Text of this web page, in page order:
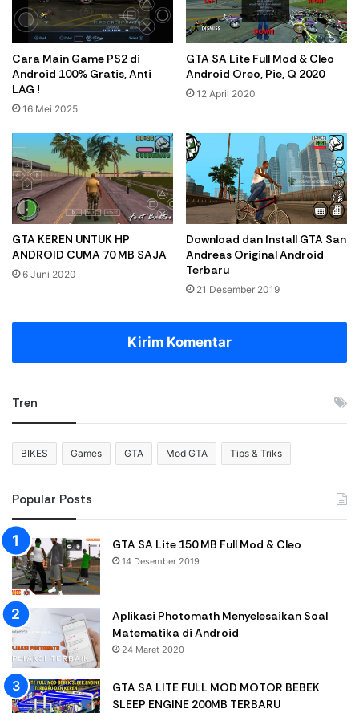
Cara Main Game PS2 di
Android 100% Gratis, Anti
LAG !
16 Mei 2025
GTA SA Lite Full Mod & Cleo
Android Oreo, Pie, Q 2020
12 April 2020
GTA KEREN UNTUK HP
ANDROID CUMA 70 MB SAJA
6 Juni 2020
Download dan Install GTA San
Andreas Original Android
Terbaru
21 Desember 2019
Kirim Komentar
Tren
BIKES Games GTA Mod GTA Tips & Triks
Popular Posts
GTA SA Lite 150 MB Full Mod & Cleo
14 Desember 2019
Aplikasi Photomath Menyelesaikan Soal
Matematika di Android
24 Maret 2020
GTA SA LITE FULL MOD MOTOR BEBEK
SLEEP ENGINE 200MB TERBARU